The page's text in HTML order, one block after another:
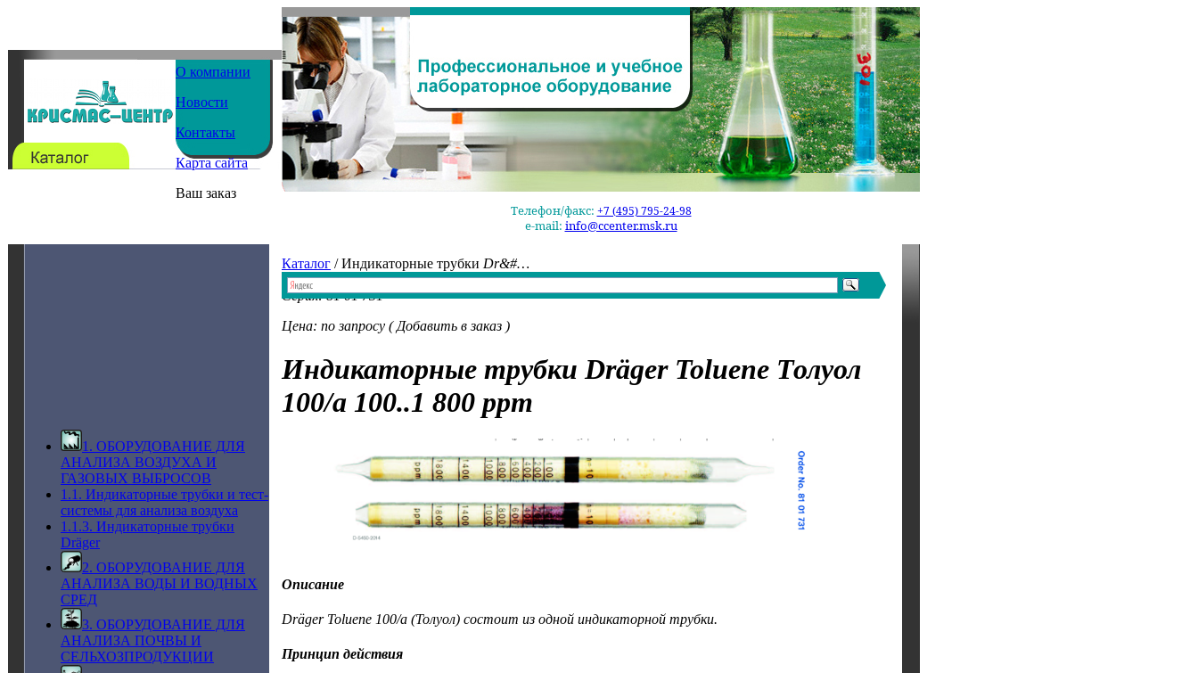
О компании
Новости
Контакты
Карта сайта
Ваш заказ
Телефон/факс: +7 (495) 795-24-98
e-mail: info@ccenter.msk.ru
1. ОБОРУДОВАНИЕ ДЛЯ
АНАЛИЗА ВОЗДУХА И
ГАЗОВЫХ ВЫБРОСОВ
1.1. Индикаторные трубки и тест-
системы для анализа воздуха
1.1.3. Индикаторные трубки
Dräger
2. ОБОРУДОВАНИЕ ДЛЯ
АНАЛИЗА ВОДЫ И ВОДНЫХ
СРЕД
3. ОБОРУДОВАНИЕ ДЛЯ
АНАЛИЗА ПОЧВЫ И
СЕЛЬХОЗПРОДУКЦИИ
Каталог / Индикаторные трубки Dr&#…
Серия: 81 01 731
Цена: по запросу ( Добавить в заказ )
Индикаторные трубкиDräger Toluene Толуол
100/a 100..1 800 ppm
Описание
Dräger Toluene 100/a (Толуол) состоит из одной индикаторной трубки.
Принцип действия